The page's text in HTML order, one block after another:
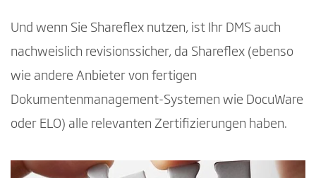
Und wenn Sie Shareflex nutzen, ist Ihr DMS auch
nachweislich revisionssicher, da Shareflex (ebenso
wie andere Anbieter von fertigen
Dokumentenmanagement-Systemen wie DocuWare
oder ELO) alle relevanten Zertifizierungen haben.